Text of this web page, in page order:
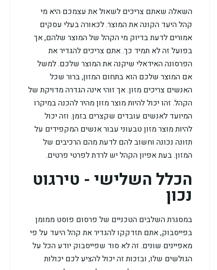
השאלה שאתם צריכים לשאול את עצמכם היא מי
קהל היעד הקונה את המוצר. לכאורה בעלי עסקים
אמורים לדעת בדיוק מי הקהל של המוצר שלהם, אך
בפועל זה לא תמיד כך. אתם צריכים להגדיר את
הפרסונה האידאלי שיקנה את המוצר שלכם. למשל
אם המוצר שלכם הוא בתחום המזון, ברור שכל
האנשים צריכים מזון. אך זוהי אינה הגדרה מדויקת של
הקהל. זהו יכול להיות מוצר מזון מהיר להכנה במיקרו
המיועד לאנשים עובדים שקצרים בזמן. וזה יכול
להיות מוצר מזון טבעוני עבור אנשים המקפידים על
תזונה נכונה וחשוב להם לדעת מהם הרכיבים של
המזון. בעת אפיון הקהל יש לרדת לפרטי פרטים.
הכלל השלישי - טירגוט
נכון
במסגרת השלבים הטכניים של פרסום פוסט ממומן
בפייסבוק, אתם תזדקקו להגדיר את קהל היעד על פי
מאפיינים שונים. זה לא סוד שפייסבוק יודע הכל על
הגולשים שלו, ובזכות זה יכול להציע לכם יכולות